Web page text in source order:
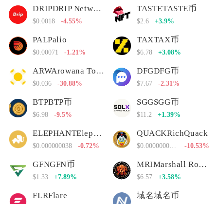
DRIPDRIP Network
$0.0018 -4.55%
TASTETASTE币
$2.6 +3.9%
PALPalio
$0.00071 -1.21%
TAXTAX币
$6.78 +3.08%
ARWArowana Token
$0.036 -30.88%
DFGDFG币
$7.67 -2.31%
BTPBTP币
$6.98 -9.5%
SGGSGG币
$11.2 +1.39%
ELEPHANTElephant Money
$0.000000038 -0.72%
QUACKRichQuack
$0.00000000000 -10.53%
GFNGFN币
$1.33 +7.89%
MRIMarshall Rogan Inu
$6.57 +3.58%
FLRFlare 域名域名币